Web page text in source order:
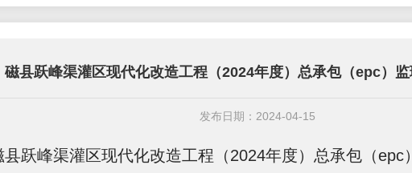
磁县跃峰渠灌区现代化改造工程（2024年度）总承包（epc）
发布日期：2024-04-15
代化改造工程（2024年度）总承包（epc）